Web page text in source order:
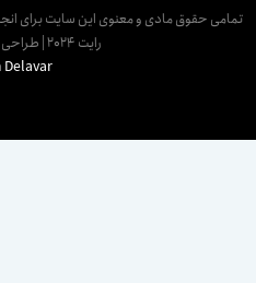
حقوق مادی و معنوی این سایت برای
رایت 2024 | طراحی و توسعه توسط
Delavar